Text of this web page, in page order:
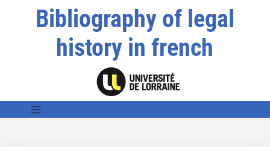
Bibliography of legal
history in french